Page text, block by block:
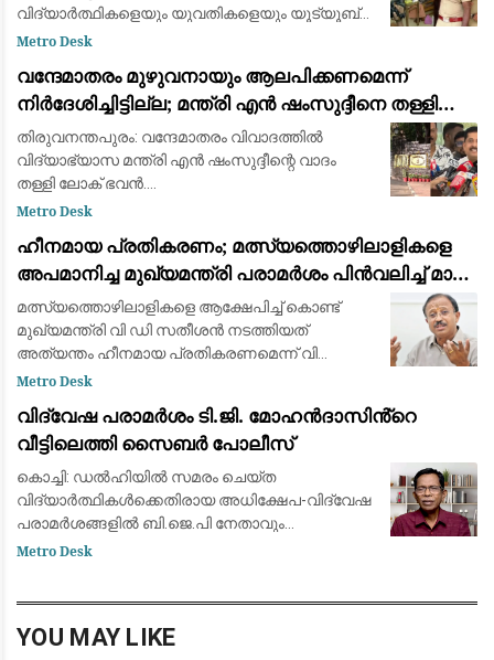
വിദ്യാർത്ഥികളെയും യുവതികളെയും യൂട്യൂബ്
വീഡിയോയിലൂടെ അധിക്ഷേപിക്കുകയും വിദ്വേഷ
ബി.ജെ.പി പ്രൊഫഷണൽ
Metro Desk
വന്ദേമാതരം മുഴുവനായും ആലപിക്കണമെന്ന്
നിര്‍ദേശിച്ചിട്ടില്ല; മന്ത്രി എന്‍ ഷംസുദ്ദീനെ തള്ളി
ലോക് ഭവന്‍
തിരുവനന്തപുരം: വന്ദേമാതരം വിവാദത്തില്‍
വിദ്യാഭ്യാസ മന്ത്രി എന്‍ ഷംസുദ്ദീന്റെ വാദം
തള്ളി ലോക് ഭവന്‍.
സ്വാതന്ത്ര്യദിനാഘോഷത്തില്‍ വന്ദേമാതരം
സെക്രട്ടറിക്ക് നല്‍കി
Metro Desk
ഹീനമായ പ്രതികരണം; മത്സ്യത്തൊഴിലാളികളെ
അപമാനിച്ച മുഖ്യമന്ത്രി പരാമർശം പിൻവലിച്ച് മാപ്പ്
പറയണം: വി. മുരളീധരൻ
മത്സ്യത്തൊഴിലാളികളെ ആക്ഷേപിച്ച് കൊണ്ട്
മുഖ്യമന്ത്രി വി ഡി സതീശന്‍ നടത്തിയത്
അത്യന്തം ഹീനമായ പ്രതികരണമെന്ന് വി
മുരളീധരന്‍ എംഎല്‍എ. മുഖ്യമന്ത്രി നടത്തിയ
അദ്ദേഹ
Metro Desk
വിദ്വേഷ പരാമർശം ടി.ജി. മോഹൻദാസിൻ്റെ
വീട്ടിലെത്തി സൈബർ പോലീസ്
കൊച്ചി: ഡൽഹിയിൽ സമരം ചെയ്ത
വിദ്യാർത്ഥികൾക്കെതിരായ അധിക്ഷേപ-വിദ്വേഷ
പരാമർശങ്ങളിൽ ബി.ജെ.പി നേതാവും
ആർ.എസ്.എസ് അനുകൂലിയുമായ ടി.ജി.
Metro Desk
YOU MAY LIKE